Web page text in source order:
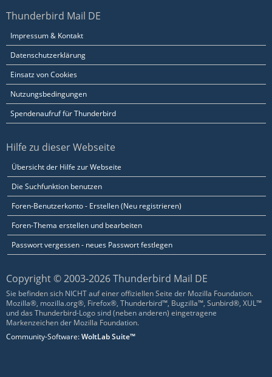
Thunderbird Mail DE
Impressum & Kontakt
Datenschutzerklärung
Einsatz von Cookies
Nutzungsbedingungen
Spendenaufruf für Thunderbird
Hilfe zu dieser Webseite
Übersicht der Hilfe zur Webseite
Die Suchfunktion benutzen
Foren-Benutzerkonto - Erstellen (Neu registrieren)
Foren-Thema erstellen und bearbeiten
Passwort vergessen - neues Passwort festlegen
Copyright © 2003-2026 Thunderbird Mail DE
Sie befinden sich NICHT auf einer offiziellen Seite der Mozilla Foundation.
Mozilla®, mozilla.org®, Firefox®, Thunderbird™, Bugzilla™, Sunbird®, XUL™
und das Thunderbird-Logo sind (neben anderen) eingetragene
Markenzeichen der Mozilla Foundation.
Community-Software:WoltLab Suite™